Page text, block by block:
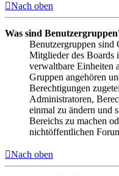
Nach oben
Was sind
Benutzergruppen
Mitglieder des Boards
verwaltbare Einheiten
Gruppen angehören
Berechtigungen
Administratoren,
einmal zu ändern und
Bereichs zu machen
nichtöffentlichen
Nach oben